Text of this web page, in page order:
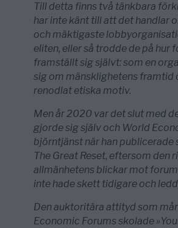
Till detta finns två tänkbara
har inte känt till att det handlar
och mäktigaste
eliten, eller så trodde de på hur
framställt sig självt: som en
sig om mänsklighetens framtid
­renodlat etiska motiv.
Men år 2020 var det slut med
gjorde sig själv och World
björn­tjänst när han publicerade
The Great Reset, eftersom den
allmänhetens blickar mot
inte hade skett tidigare och
Den auktoritära attityd som
Economic Forums skolade